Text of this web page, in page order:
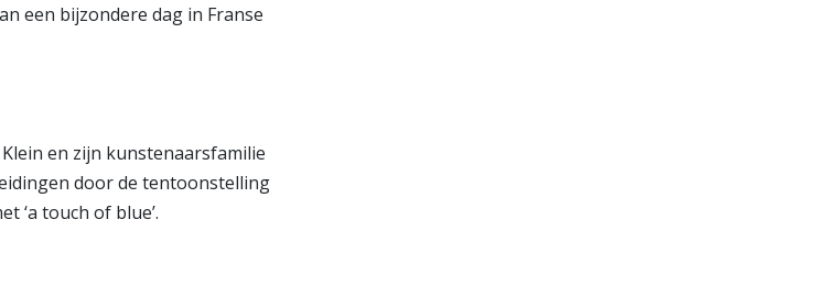
een bijzondere dag in Franse
en zijn kunstenaarsfamilie
door de tentoonstelling
‘a touch of blue’.